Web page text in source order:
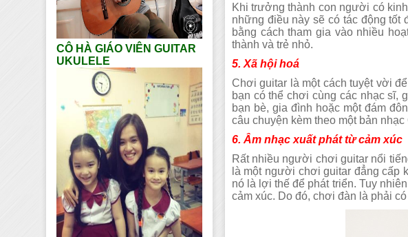
Khi trưởng thành con người có
những điều này sẽ có tác động tốt
bằng cách tham gia vào nhiều
thành và trẻ nhỏ.
5. Xã hội hoá
Chơi guitar là một cách tuyệt vời
bạn có thể chơi cùng các nhạc sĩ,
bạn bè, gia đình hoặc một đám
câu chuyện kèm theo một bản
6. Âm nhạc xuất phát từ cảm xúc
Rất nhiều người chơi guitar nổi
là một người chơi guitar đẳng cấp
nó là lợi thế để phát triển. Tuy
cảm xúc. Do đó, chơi đàn là phải
CÔ HÀ GIÁO VIÊN GUITAR
UKULELE